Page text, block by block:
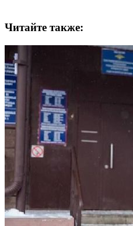
Читайте также: